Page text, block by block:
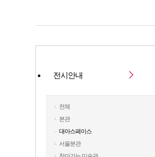
전시안내
전체
본관
대아스페이스
서울분관